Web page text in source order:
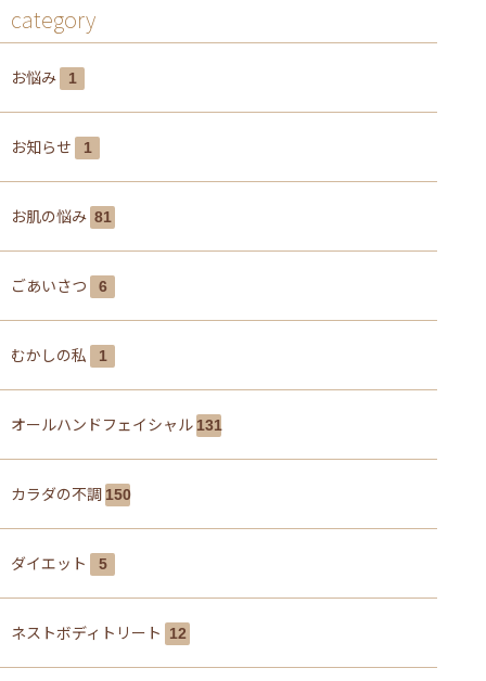
category
お悩み 1
お知らせ 1
お肌の悩み 81
ごあいさつ 6
むかしの私 1
オールハンドフェイシャル 131
カラダの不調 150
ダイエット 5
ネストボディトリート 12